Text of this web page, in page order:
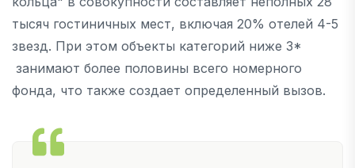
тысяч гостиничных мест, включая 20% отелей 4-5
звезд. При этом объекты категорий ниже 3*
занимают более половины всего номерного
фонда, что также создает определенный вызов.